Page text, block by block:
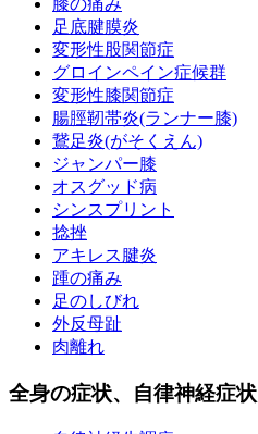
膝の痛み
足底腱膜炎
変形性股関節症
グロインペイン症候群
変形性膝関節症
腸脛靭帯炎(ランナー膝)
鵞足炎(がそくえん)
ジャンパー膝
オスグッド病
シンスプリント
捻挫
アキレス腱炎
踵の痛み
足のしびれ
外反母趾
肉離れ
全身の症状、自律神経症状